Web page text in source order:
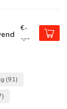
€-
-,--
(91)